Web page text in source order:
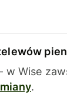
w Wise
.